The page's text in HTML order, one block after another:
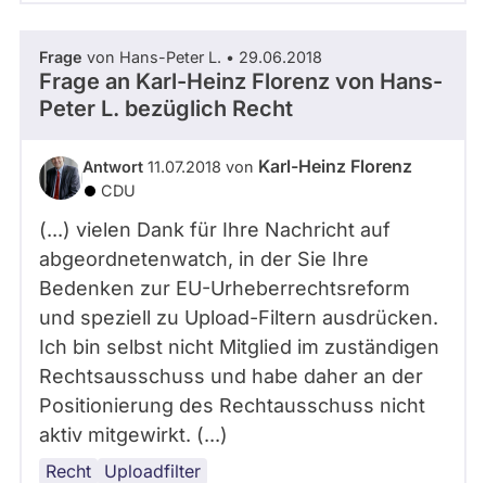
Frage von Hans-Peter L. • 29.06.2018
Frage an Karl-Heinz Florenz von Hans-
Peter L. bezüglich Recht
Antwort 11.07.2018 von Karl-Heinz Florenz
CDU
(...) vielen Dank für Ihre Nachricht auf
abgeordnetenwatch, in der Sie Ihre
Bedenken zur EU-Urheberrechtsreform
und speziell zu Upload-Filtern ausdrücken.
Ich bin selbst nicht Mitglied im zuständigen
Rechtsausschuss und habe daher an der
Positionierung des Rechtausschuss nicht
aktiv mitgewirkt. (...)
Recht
Uploadfilter